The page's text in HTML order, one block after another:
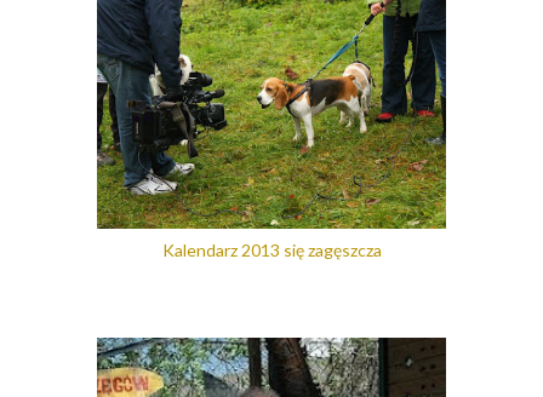
Kalendarz 2013 się zagęszcza